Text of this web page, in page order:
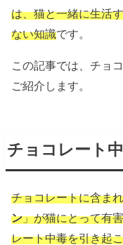
は、猫と一緒に生活
ない知識です。
この記事では、チョ
ご紹介します。
チョコレート
チョコレートに含ま
ン」が猫にとって有
レート中毒を引き起